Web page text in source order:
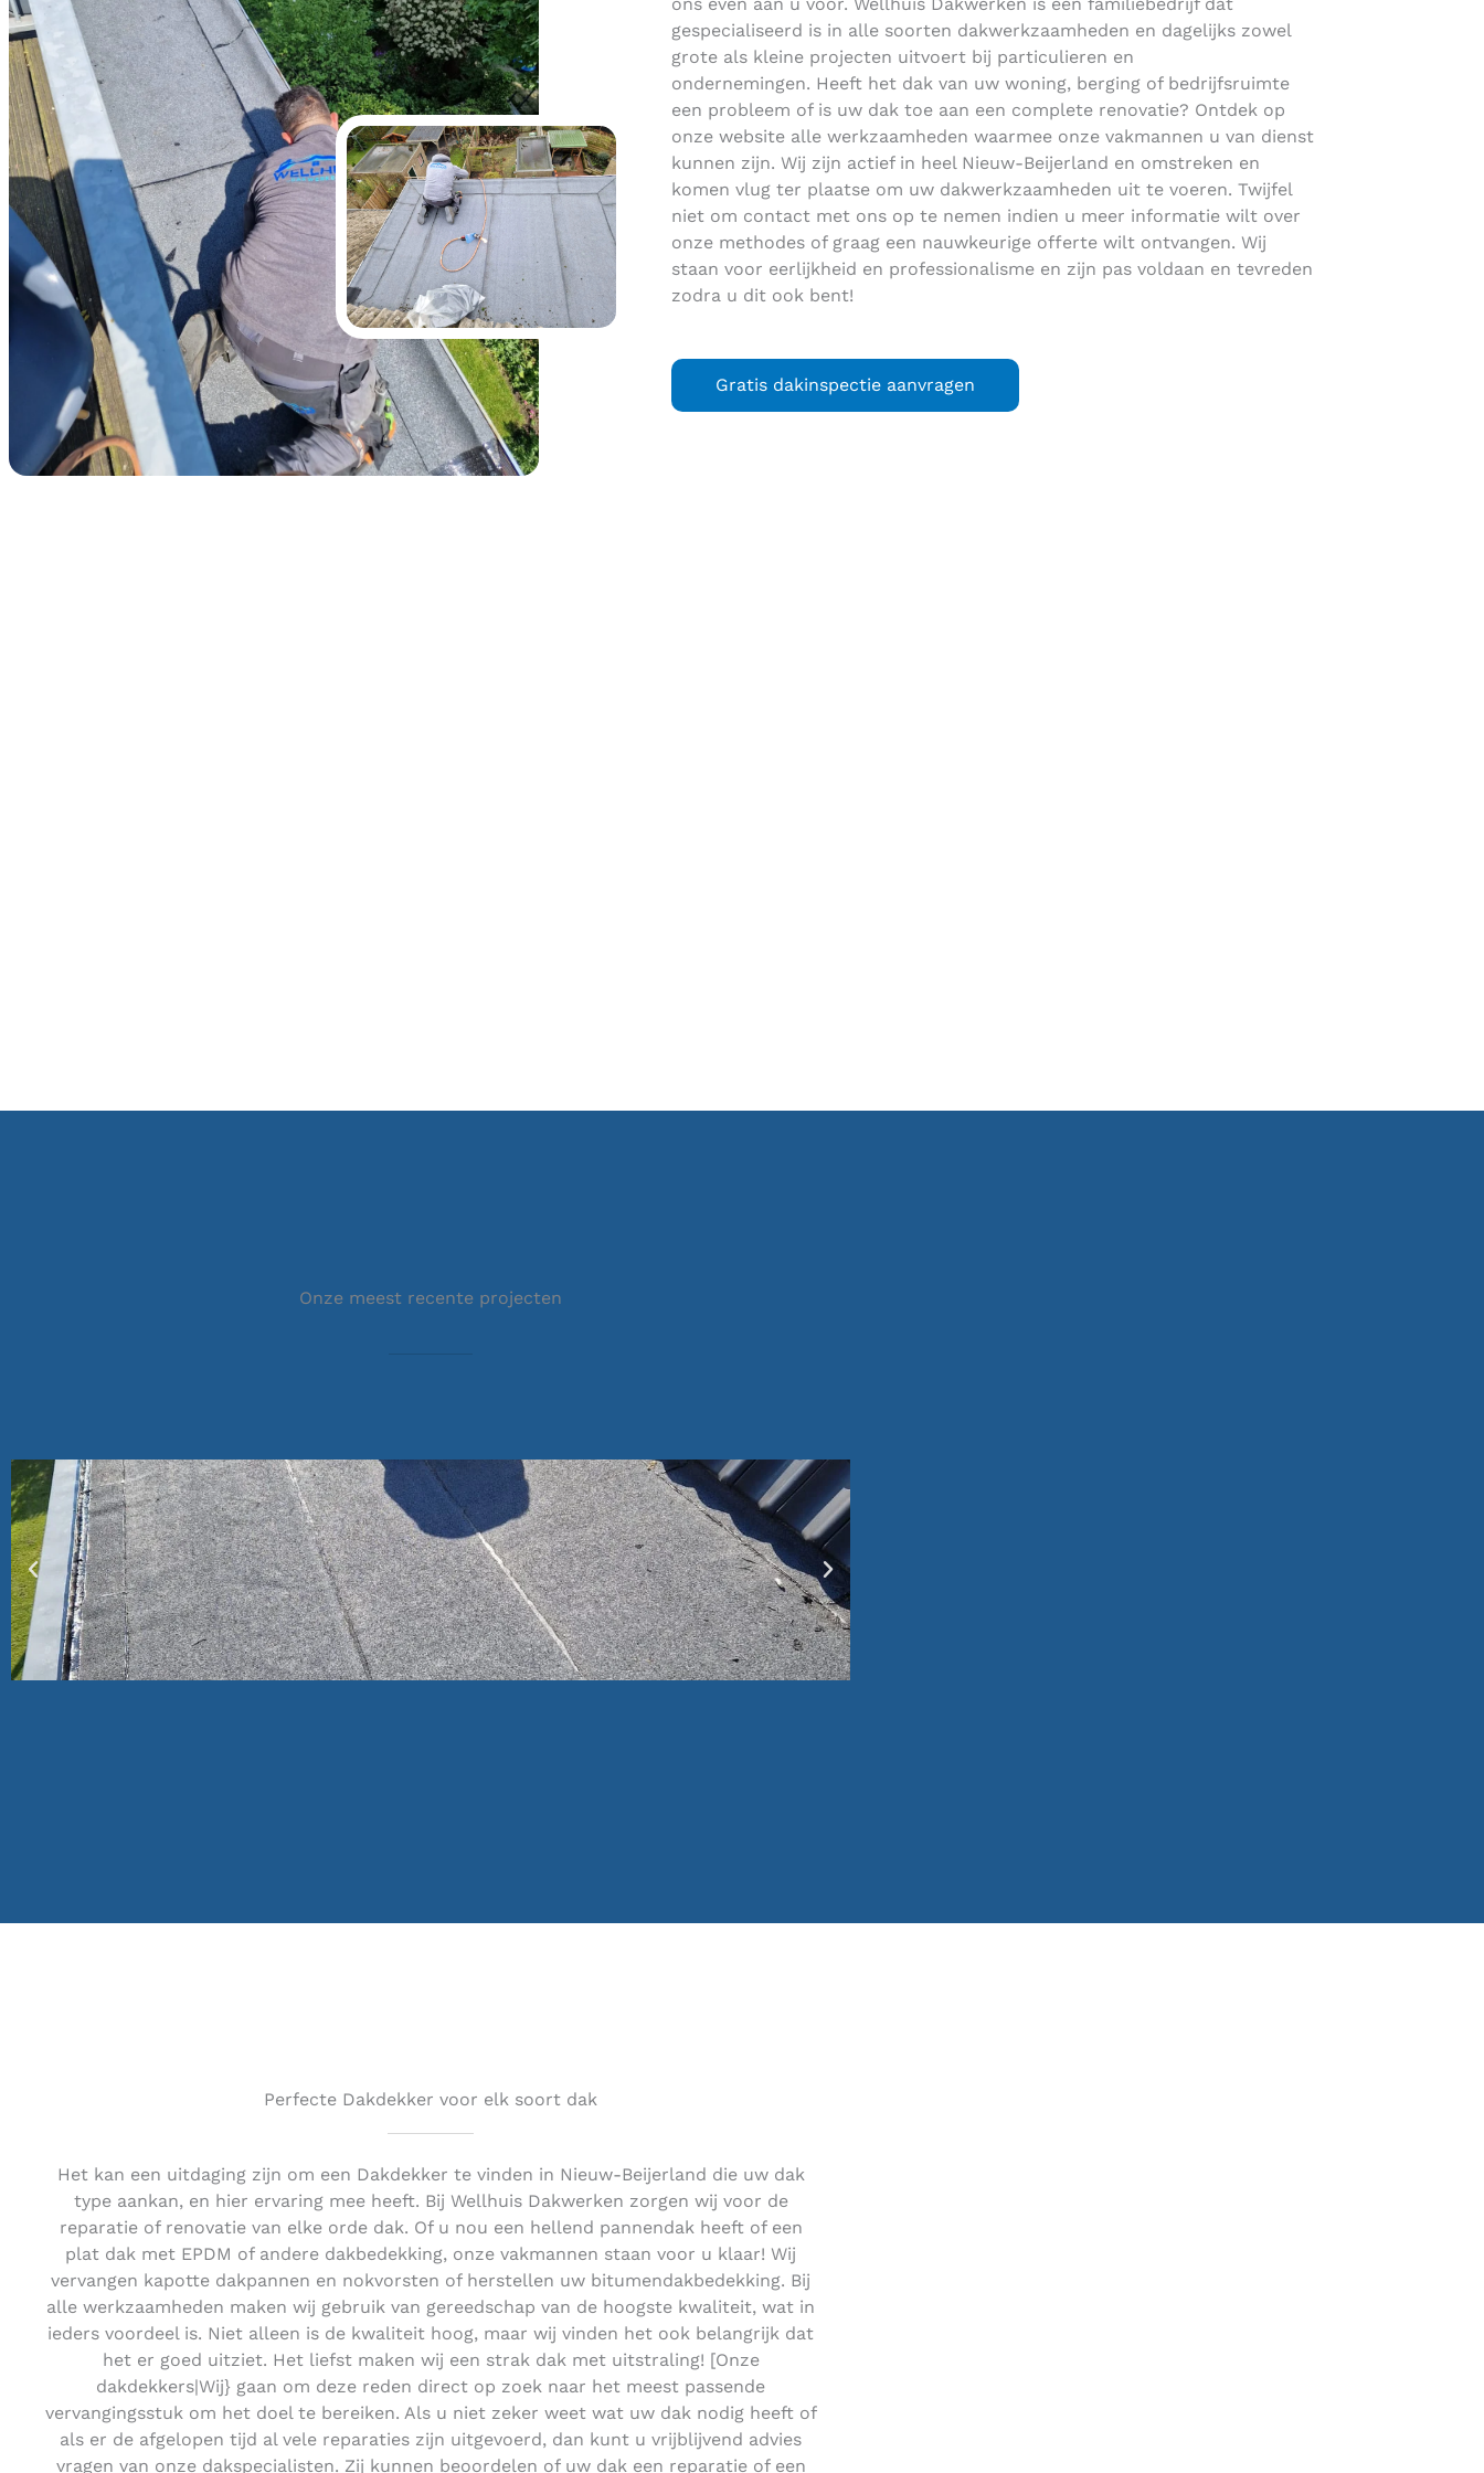
gespecialiseerd is in alle soorten dakwerkzaamheden en dagelijks zowel
grote als kleine projecten uitvoert bij particulieren en
ondernemingen. Heeft het dak van uw woning, berging of bedrijfsruimte
een probleem of is uw dak toe aan een complete renovatie? Ontdek op
onze website alle werkzaamheden waarmee onze vakmannen u van dienst
kunnen zijn. Wij zijn actief in heel Nieuw-Beijerland en omstreken en
komen vlug ter plaatse om uw dakwerkzaamheden uit te voeren. Twijfel
niet om contact met ons op te nemen indien u meer informatie wilt over
onze methodes of graag een nauwkeurige offerte wilt ontvangen. Wij
staan voor eerlijkheid en professionalisme en zijn pas voldaan en tevreden
zodra u dit ook bent!
Gratis dakinspectie aanvragen
Onze meest recente projecten
Perfecte Dakdekker voor elk soort dak
Het kan een uitdaging zijn om een Dakdekker te vinden in Nieuw-Beijerland die uw dak
type aankan, en hier ervaring mee heeft. Bij Wellhuis Dakwerken zorgen wij voor de
reparatie of renovatie van elke orde dak. Of u nou een hellend pannendak heeft of een
plat dak met EPDM of andere dakbedekking, onze vakmannen staan voor u klaar! Wij
vervangen kapotte dakpannen en nokvorsten of herstellen uw bitumendakbedekking. Bij
alle werkzaamheden maken wij gebruik van gereedschap van de hoogste kwaliteit, wat in
ieders voordeel is. Niet alleen is de kwaliteit hoog, maar wij vinden het ook belangrijk dat
het er goed uitziet. Het liefst maken wij een strak dak met uitstraling! [Onze
dakdekkers|Wij} gaan om deze reden direct op zoek naar het meest passende
vervangingsstuk om het doel te bereiken. Als u niet zeker weet wat uw dak nodig heeft of
als er de afgelopen tijd al vele reparaties zijn uitgevoerd, dan kunt u vrijblijvend advies
vragen van onze dakspecialisten. Zij kunnen beoordelen of uw dak een reparatie of een